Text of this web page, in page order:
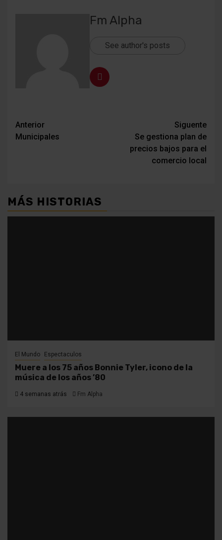
Fm Alpha
See author's posts
Navegación
de
Anterior
Municipales
Siguente
Se gestiona plan de
precios bajos para el
comercio local
MÁS HISTORIAS
El Mundo Espectaculos
Muere a los 75 años Bonnie Tyler, icono de la
música de los años ’80
4 semanas atrás Fm Alpha